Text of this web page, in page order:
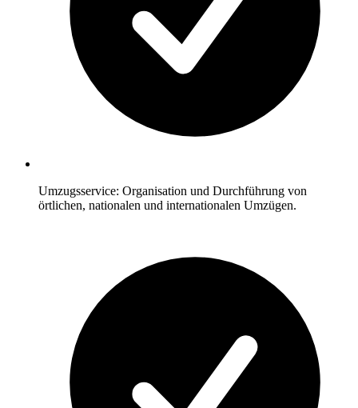
Umzugsservice: Organisation und Durchführung von
örtlichen, nationalen und internationalen Umzügen.